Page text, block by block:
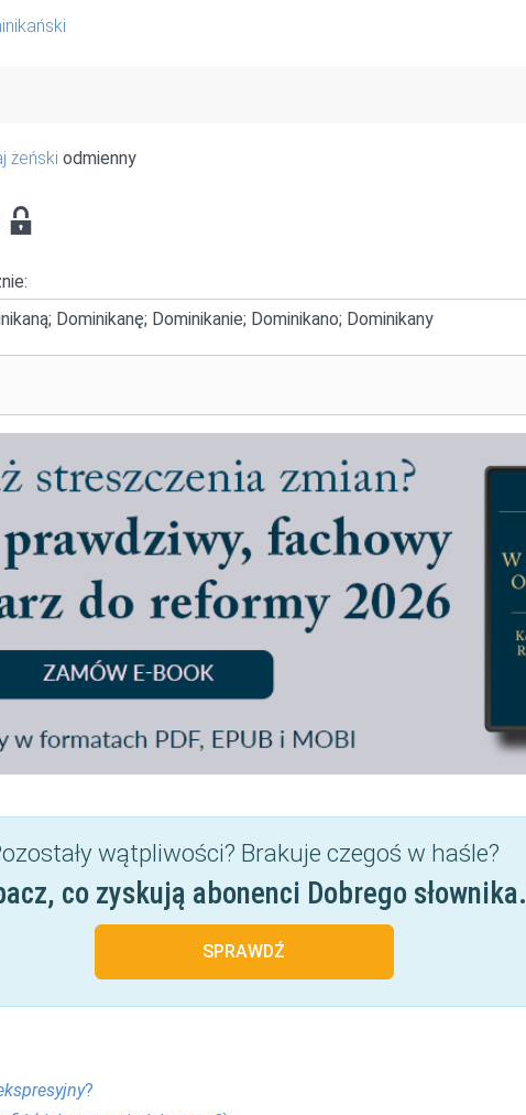
żeński odmienny
Dominikanę; Dominikanie; Dominikano; Dominikany
wątpliwości? Brakuje czegoś w haśle?
co zyskują abonenci Dobrego słownika.
SPRAWDŹ
?